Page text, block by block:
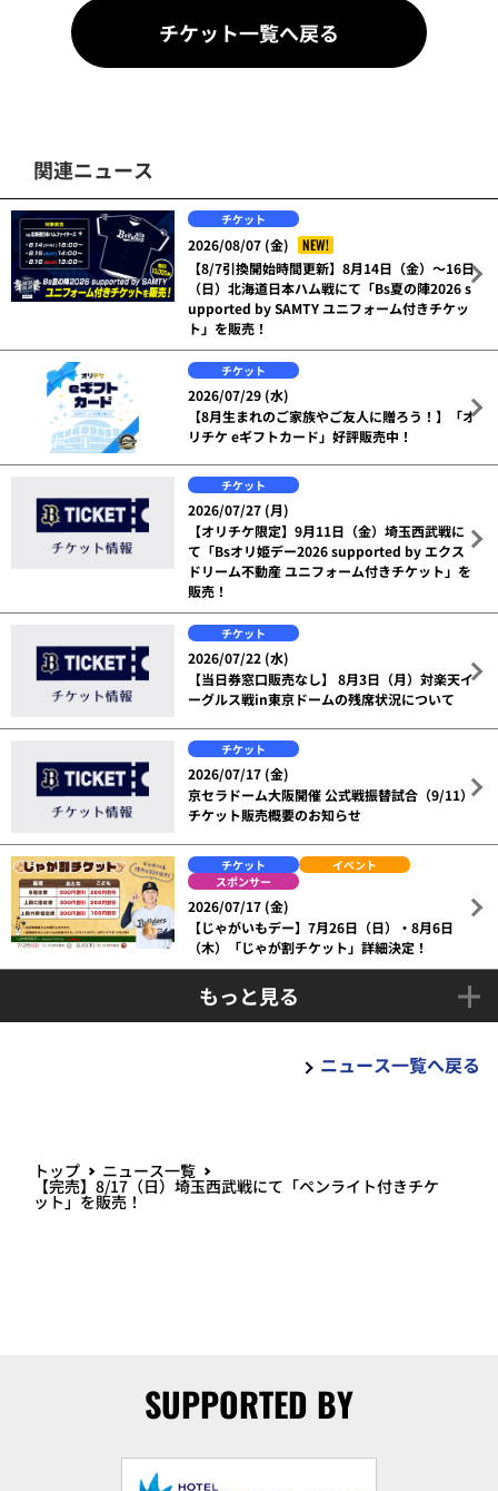
チケット一覧へ戻る
関連ニュース
チケット
2026/08/07 (金)
NEW!
【8/7引換開始時間更新】8月14日（金）～16日
（日）北海道日本ハム戦にて「Bs夏の陣2026 s
upported by SAMTY ユニフォーム付きチケッ
ト」を販売！
チケット
2026/07/29 (水)
【8月生まれのご家族やご友人に贈ろう！】「オ
リチケ eギフトカード」好評販売中！
チケット
2026/07/27 (月)
【オリチケ限定】9月11日（金）埼玉西武戦に
て「Bsオリ姫デー2026 supported by エクス
ドリーム不動産 ユニフォーム付きチケット」を
販売！
チケット
2026/07/22 (水)
【当日券窓口販売なし】 8月3日（月）対楽天イ
ーグルス戦in東京ドームの残席状況について
チケット
2026/07/17 (金)
京セラドーム大阪開催 公式戦振替試合（9/11）
チケット販売概要のお知らせ
チケット
イベント
スポンサー
2026/07/17 (金)
【じゃがいもデー】7月26日（日）・8月6日
（木）「じゃが割チケット」詳細決定！
もっと見る
ニュース一覧へ戻る
トップ ニュース一覧
【完売】8/17（日）埼玉西武戦にて「ペンライト付きチケ
ット」を販売！
SUPPORTED BY